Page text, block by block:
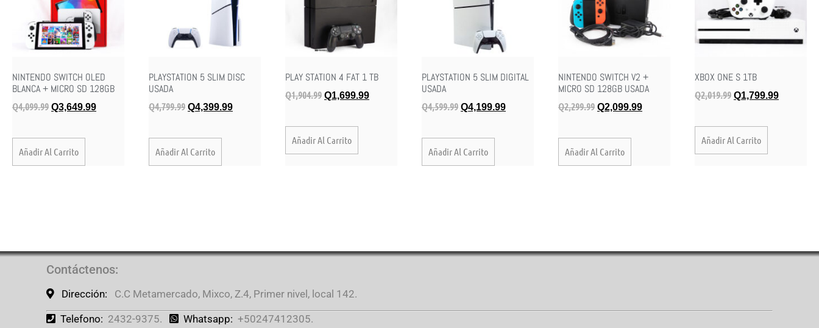
NINTENDO SWITCH OLED
BLANCA + MICRO SD 128GB
Q4,099.99 Q3,649.99
Añadir Al Carrito
PLAYSTATION 5 SLIM DISC
USADA
Q4,799.99 Q4,399.99
Añadir Al Carrito
PLAY STATION 4 FAT 1 TB
Q1,904.99 Q1,699.99
Añadir Al Carrito
PLAYSTATION 5 SLIM DIGITAL
USADA
Q4,599.99 Q4,199.99
Añadir Al Carrito
NINTENDO SWITCH V2 +
MICRO SD 128GB USADA
Q2,299.99 Q2,099.99
Añadir Al Carrito
XBOX ONE S 1TB
Q2,019.99 Q1,799.99
Añadir Al Carrito
Contáctenos:
Dirección: C.C Metamercado, Mixco, Z.4, Primer nivel, local 142.
Telefono: 2432-9375. Whatsapp: +50247412305.